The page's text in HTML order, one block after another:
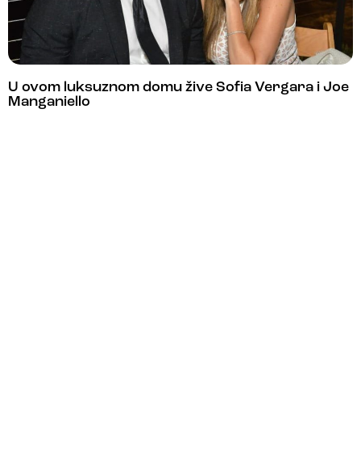
U ovom luksuznom domu žive Sofia Vergara i Joe
Manganiello